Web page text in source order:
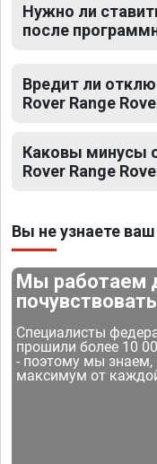
Нужно ли
после
Вредит ли
Rover Range
Каковы минусы
Rover Range
Вы не узнаете
Мы работаем
Специалисты
прошили более 10
- поэтому мы знаем,
максимум от